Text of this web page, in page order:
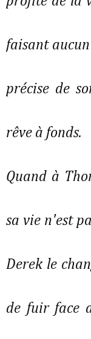
faisant
précise de
rêve à fonds.
Quand à
sa vie n'est
Derek le
de fuir face